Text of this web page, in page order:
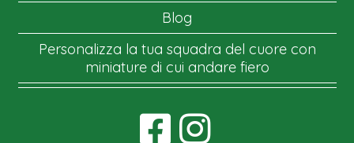
Blog
Personalizza la tua squadra del cuore con
miniature di cui andare fiero